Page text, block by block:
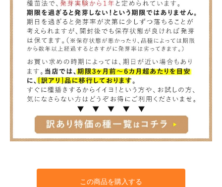
この商品を購入する